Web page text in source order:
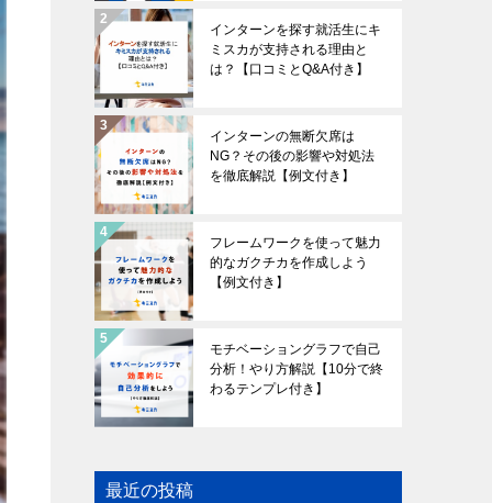
インターンを探す就活生にキ
ミスカが支持される理由と
は？【口コミとQ&A付き】
インターンの無断欠席は
NG？その後の影響や対処法
を徹底解説【例文付き】
フレームワークを使って魅力
的なガクチカを作成しよう
【例文付き】
モチベーショングラフで自己
分析！やり方解説【10分で終
わるテンプレ付き】
最近の投稿